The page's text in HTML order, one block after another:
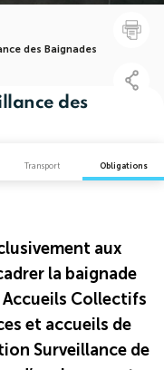
des Baignades
des
Transport Obligations
aux
la baignade
Accueils Collectifs
et accueils de
Surveillance de